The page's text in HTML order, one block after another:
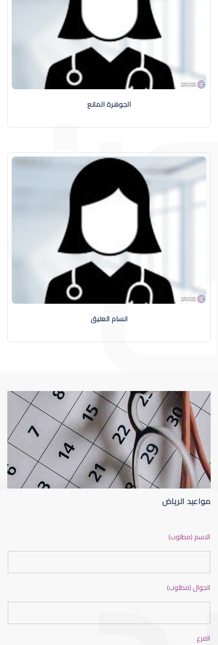
الجوهرة المانع
انسام العتيق
عبدالله المزنعي
أخصائي بصريات
مواعيد الرياض
الاسم (مطلوب)
الجوال (مطلوب)
الفرع